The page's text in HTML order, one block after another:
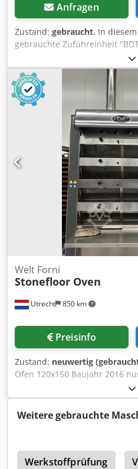
Anfragen
Zustand: gebraucht, In
gebrauchte Zuführeinheit
Verkaufsgegenstand: 1 x BDT
handelt sich bei diesem
Gerät, welches unter
(kleinere Kratzer oder
Verpackung und Versand:
zu unseren Geschäftszeiten
hierfür bitte einen Termin!
seefeste Verpackung und
möglich! Für nähere
natürlich auch persönlich mit
Utrecht 850 km
Welt Forni
Stonefloor Oven
Preisinfo
Zustand: neuwertig
Ofen 120x150 Baujahr 2016
Weitere gebrauchte
Werkstoffprüfung